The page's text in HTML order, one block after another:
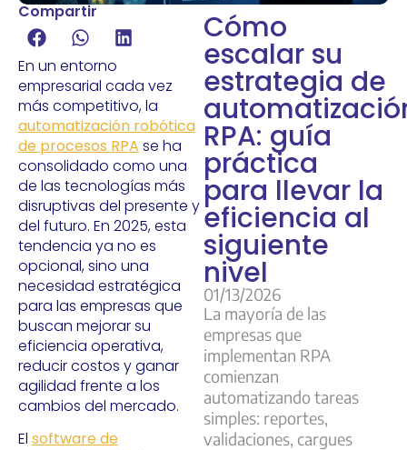
Compartir
En un entorno
empresarial cada vez
más competitivo, la
automatización robótica
de procesos RPA se ha
consolidado como una
de las tecnologías más
disruptivas del presente y
del futuro. En 2025, esta
tendencia ya no es
opcional, sino una
necesidad estratégica
para las empresas que
buscan mejorar su
eficiencia operativa,
reducir costos y ganar
agilidad frente a los
cambios del mercado.
El software de
Cómo
escalar su
estrategia de
RPA: guía
práctica
para llevar la
eficiencia al
siguiente
nivel
01/13/2026
La mayoría de las
empresas que
implementan RPA
comienzan
automatizando tareas
simples: reportes,
validaciones, cargues